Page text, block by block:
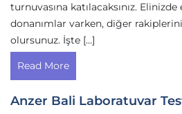
turnuvasına katılacaksınız.
donanımlar varken, diğer
olursunuz. İşte […]
Read More
Anzer Bali Laboratuvar